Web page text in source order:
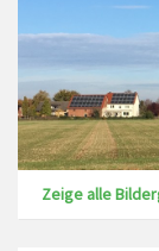
Zeige alle